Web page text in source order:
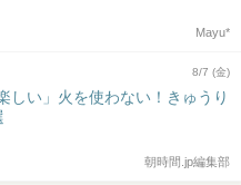
Mayu*
8/7 (金)
しい」火を使わない！きゅうり
朝時間.jp編集部